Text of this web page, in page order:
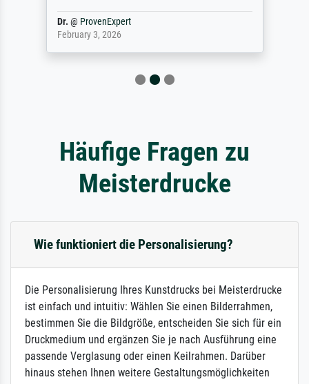
Dr. @ ProvenExpert
February 3, 2026
Häufige Fragen zu
Meisterdrucke
Wie funktioniert die Personalisierung?
Die Personalisierung Ihres Kunstdrucks bei Meisterdrucke
ist einfach und intuitiv: Wählen Sie einen Bilderrahmen,
bestimmen Sie die Bildgröße, entscheiden Sie sich für ein
Druckmedium und ergänzen Sie je nach Ausführung eine
passende Verglasung oder einen Keilrahmen. Darüber
hinaus stehen Ihnen weitere Gestaltungsmöglichkeiten